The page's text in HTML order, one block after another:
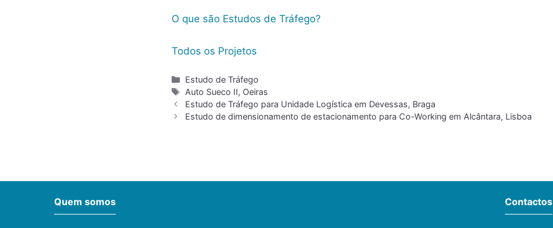
O que são Estudos de Tráfego?
Todos os Projetos
Estudo de Tráfego
Auto Sueco II, Oeiras
Estudo de Tráfego para Unidade Logística em Devessas, Braga
Estudo de dimensionamento de estacionamento para Co-Working em Alcântara, Lisboa
Quem somos Contactos